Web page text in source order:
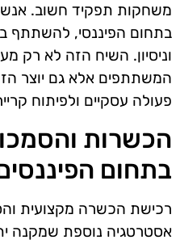
משחקות תפקיד חשוב.
בתחום הפיננסי, להשתתף
וניסיון. השיח הזה לא רק
המשתתפים אלא גם יוצר
פעולה עסקיים ולפיתוח
הכשרות
בתחום
רכישת הכשרה מקצועית
אסטרטגיה נוספת שמקנה